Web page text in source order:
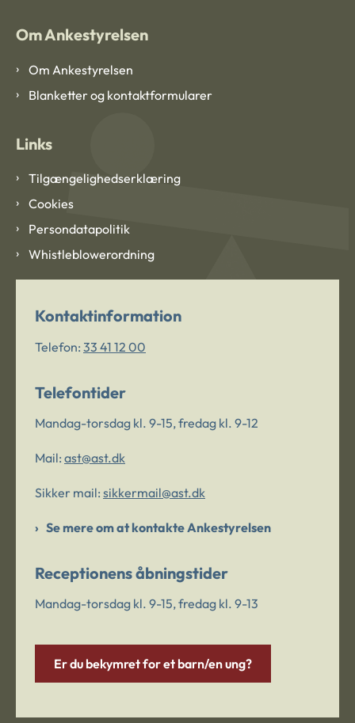
Om Ankestyrelsen
Om Ankestyrelsen
Blanketter og kontaktformularer
Links
Tilgængelighedserklæring
Cookies
Persondatapolitik
Whistleblowerordning
Kontaktinformation
Telefon: 33 41 12 00
Telefontider
Mandag-torsdag kl. 9-15, fredag kl. 9-12
Mail: ast@ast.dk
Sikker mail: sikkermail@ast.dk
Se mere om at kontakte Ankestyrelsen
Receptionens åbningstider
Mandag-torsdag kl. 9-15, fredag kl. 9-13
Er du bekymret for et barn/en ung?